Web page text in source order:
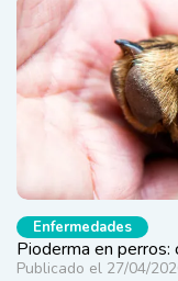
Enfermedades
Pioderma en
Publicado el 27/04/